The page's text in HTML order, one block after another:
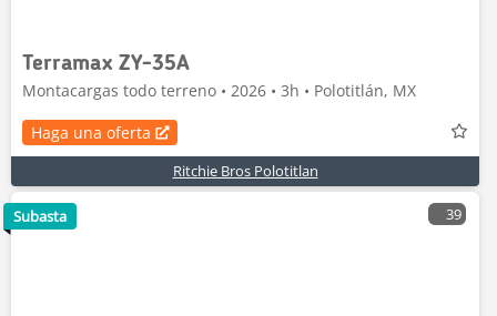
Terramax ZY-35A
Montacargas todo terreno • 2026 • 3h • Polotitlán, MX
Haga una oferta
Ritchie Bros Polotitlan
39
Subasta